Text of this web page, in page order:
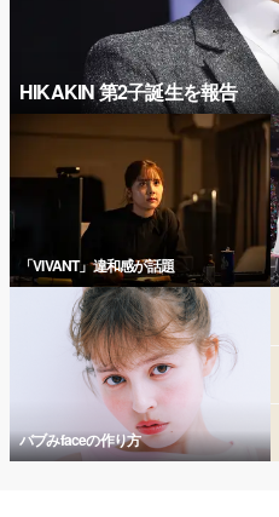
HIKAKIN 第2子誕生を報告
「VIVANT」違和感が話題
バブみfaceの作り方